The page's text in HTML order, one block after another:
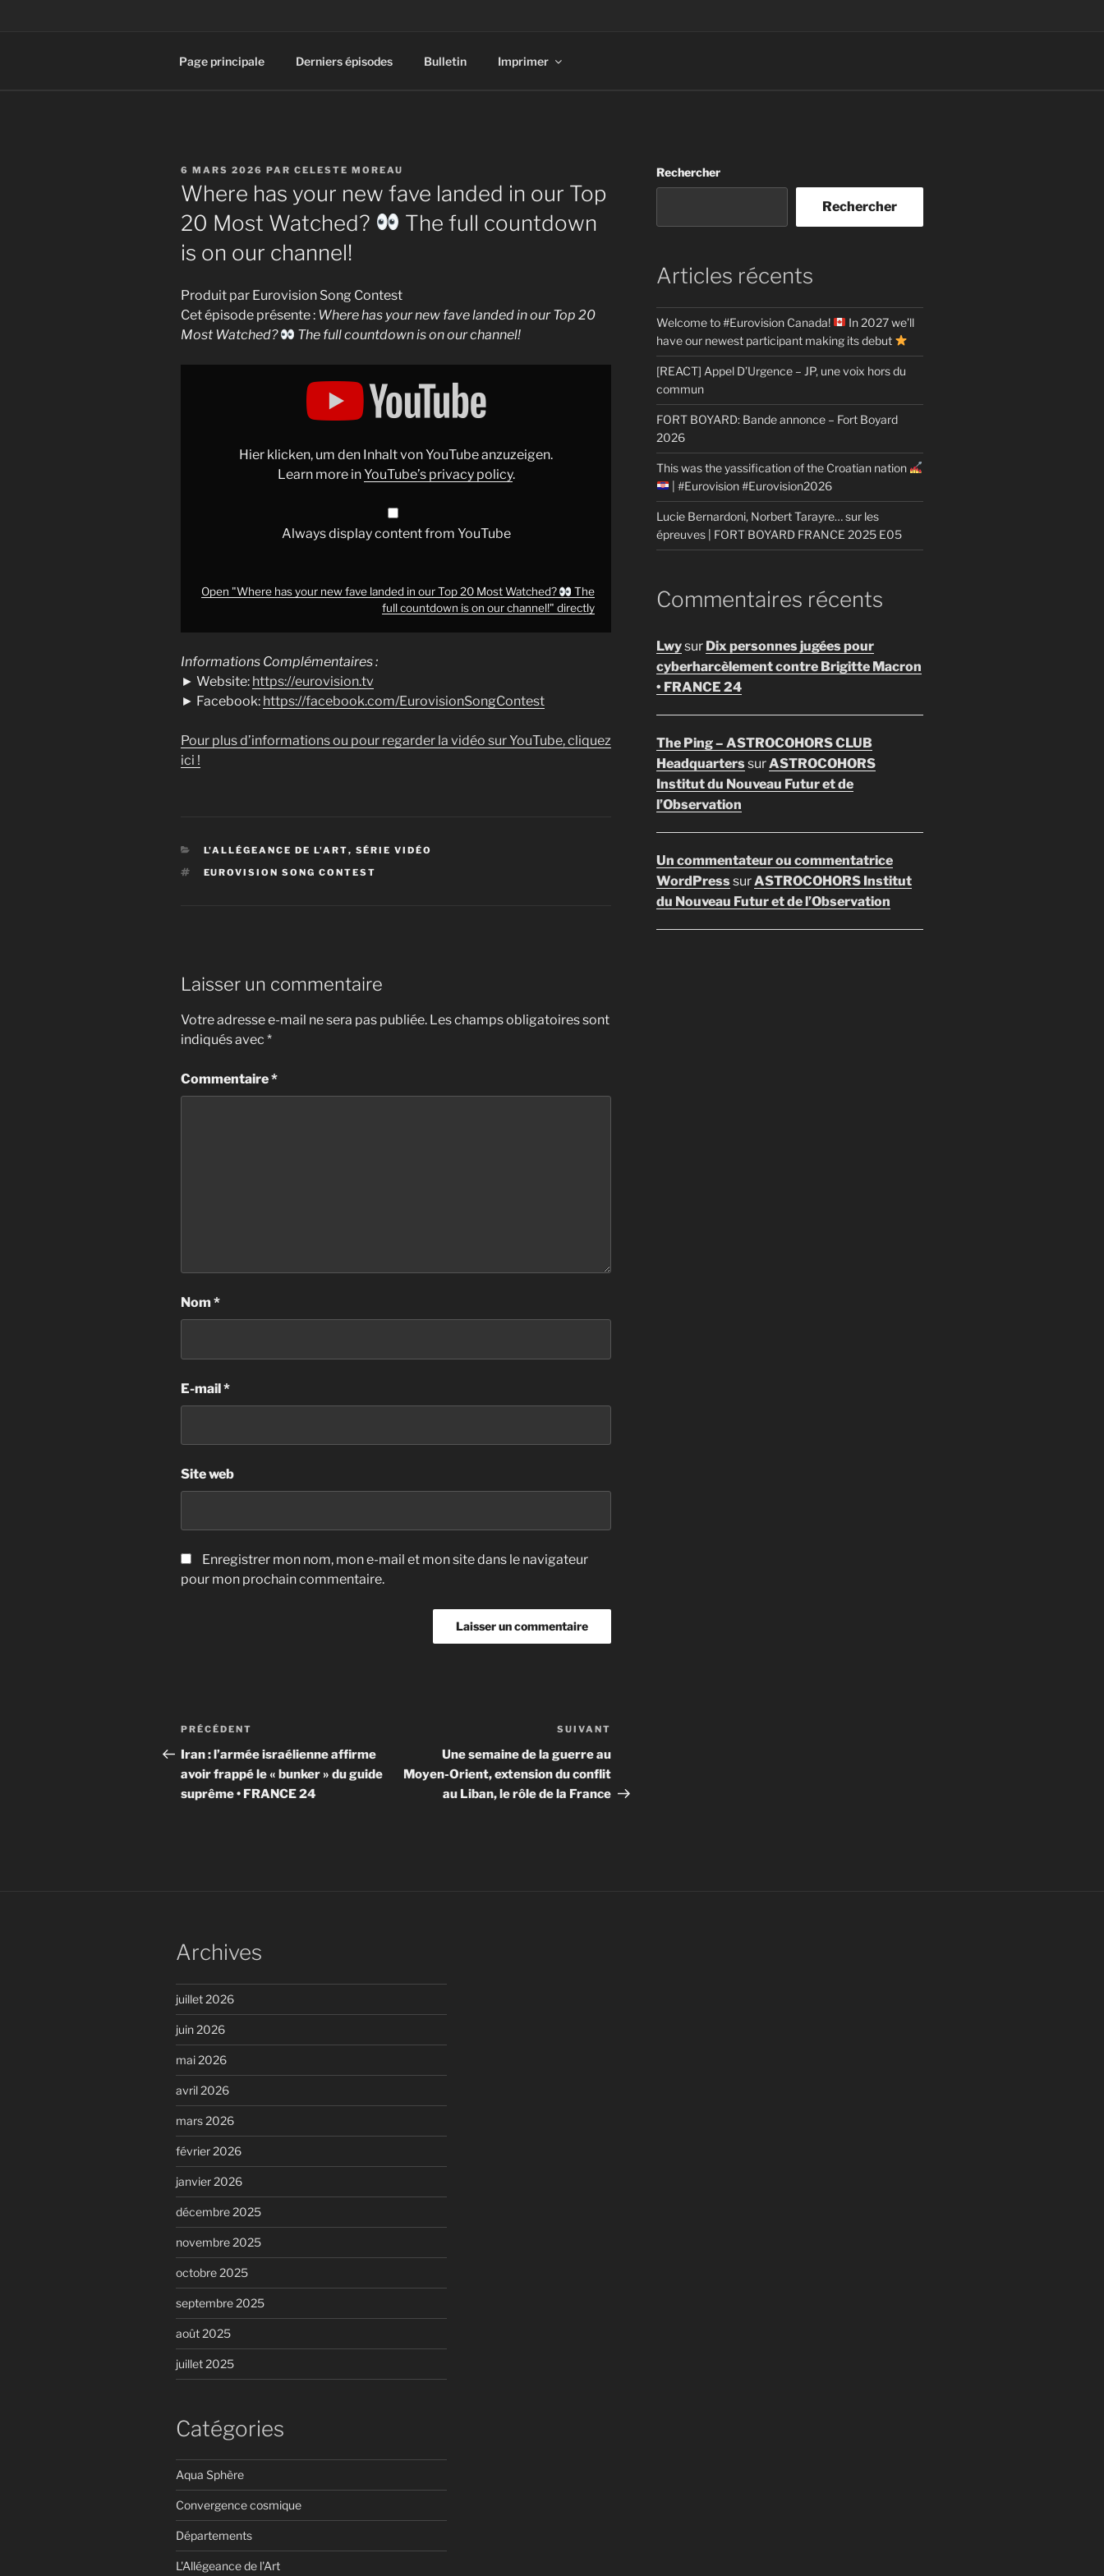
Page principale Derniers épisodes Bulletin Imprimer
PUBLIÉ
LE
6 MARS 2026 PAR CELESTE MOREAU
Where has your new fave landed in our Top
20 Most Watched?
The full countdown
is on our channel!
Produit par Eurovision Song Contest
Cet épisode présente : Where has your new fave landed in our Top 20
Most Watched?
The full countdown is on our channel!
Most
full
countdown
is
our
channel!"
Hier klicken, um den Inhalt von YouTube anzuzeigen.
Learn more inYouTube’s privacy policy.
Always display content from YouTube
Open "Where has your new fave landed in our Top 20 Most Watched?
The
full countdown is on our channel!" directly
Informations Complémentaires :
► Website: https://eurovision.tv
► Facebook: https://facebook.com/EurovisionSongContest
Pour plus d’informations ou pour regarder la vidéo sur YouTube, cliquez
ici !
CATÉGORIES
L'ALLÉGEANCE DE L'ART, SÉRIE VIDÉO
ÉTIQUETTES
EUROVISION SONG CONTEST
Laisser un commentaire
Votre adresse e-mail ne sera pas publiée. Les champs obligatoires sont
indiqués avec *
Commentaire*
Nom *
E-mail*
Site web
Enregistrer mon nom, mon e-mail et mon site dans le navigateur
pour mon prochain commentaire.
Navigation
de
l’article
Article
précédent
PRÉCÉDENT
Iran : l’armée israélienne affirme
avoir frappé le « bunker » du guide
suprême • FRANCE 24
suivant
SUIVANT
Une semaine de la guerre au
Moyen-Orient, extension du conflit
au Liban, le rôle de la France
Rechercher
Rechercher
Articles récents
Welcome to #Eurovision Canada!
In 2027 we’ll
have our newest participant making its debut
[REACT] Appel D’Urgence – JP, une voix hors du
commun
FORT BOYARD: Bande annonce – Fort Boyard
2026
This was the yassification of the Croatian nation
| #Eurovision #Eurovision2026
Lucie Bernardoni, Norbert Tarayre… sur les
épreuves | FORT BOYARD FRANCE 2025 E05
Commentaires récents
Lwysur Dix personnes jugées pour
cyberharcèlement contre Brigitte Macron
• FRANCE 24
The Ping – ASTROCOHORS CLUB
HeadquarterssurASTROCOHORS
Institut du Nouveau Futur et de
l’Observation
Un commentateur ou commentatrice
WordPresssurASTROCOHORS Institut
du Nouveau Futur et de l’Observation
Archives
juillet 2026
juin 2026
mai 2026
avril 2026
mars 2026
février 2026
janvier 2026
décembre 2025
novembre 2025
octobre 2025
septembre 2025
août 2025
juillet 2025
Catégories
Aqua Sphère
Convergence cosmique
Départements
L'Allégeance de l'Art